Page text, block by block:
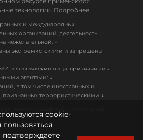
технологии. Подробнее.
и международных
организаций, деятельность
нежелательной: ↓
экстремистскими и запрещены
и физические лица, признанные в
агентами: ↓
в том числе иностранных и
признанных террористическими ↓
cookie-